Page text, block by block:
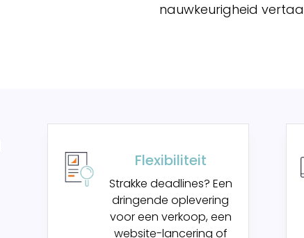
nauwkeurigheid
Flexibiliteit
Strakke deadlines? Een
dringende oplevering
voor een verkoop, een
website-lancering of